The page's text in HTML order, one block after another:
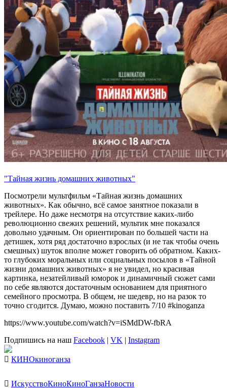
"Тайная жизнь домашних животных"
Посмотрели мультфильм «Тайная жизнь домашних
животных». Как обычно, всё самое занятное показали в
трейлере. Но даже несмотря на отсутствие каких-либо
революционно свежих решений, мультик мне показался
довольно удачным. Он ориентирован по большей части на
детишек, хотя ряд достаточно взрослых (и не так чтобы очень
смешных) шуток вполне может говорить об обратном. Каких-
то глубоких моральных или социальных посылов в «Тайной
жизни домашних животных» я не увидел, но красивая
картинка, незатейливый юморок и динамичный сюжет сами
по себе являются достаточным основанием для приятного
семейного просмотра. В общем, не шедевр, но на разок то
точно сгодится. Думаю, можно поставить 7/10 #kinoganza
https://www.youtube.com/watch?v=iSMdDW-fbRA
Подпишись на наш Facebook | VK | Instagram
КИНОкиноганза
ИскусствоКиноКиноГанзаНовости